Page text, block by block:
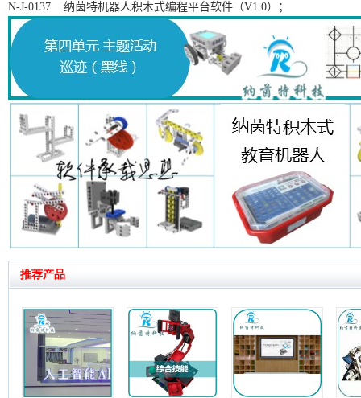
N-J-0137 纳茵特机器人积木式编程平台软件（V1.0）；
推荐产品